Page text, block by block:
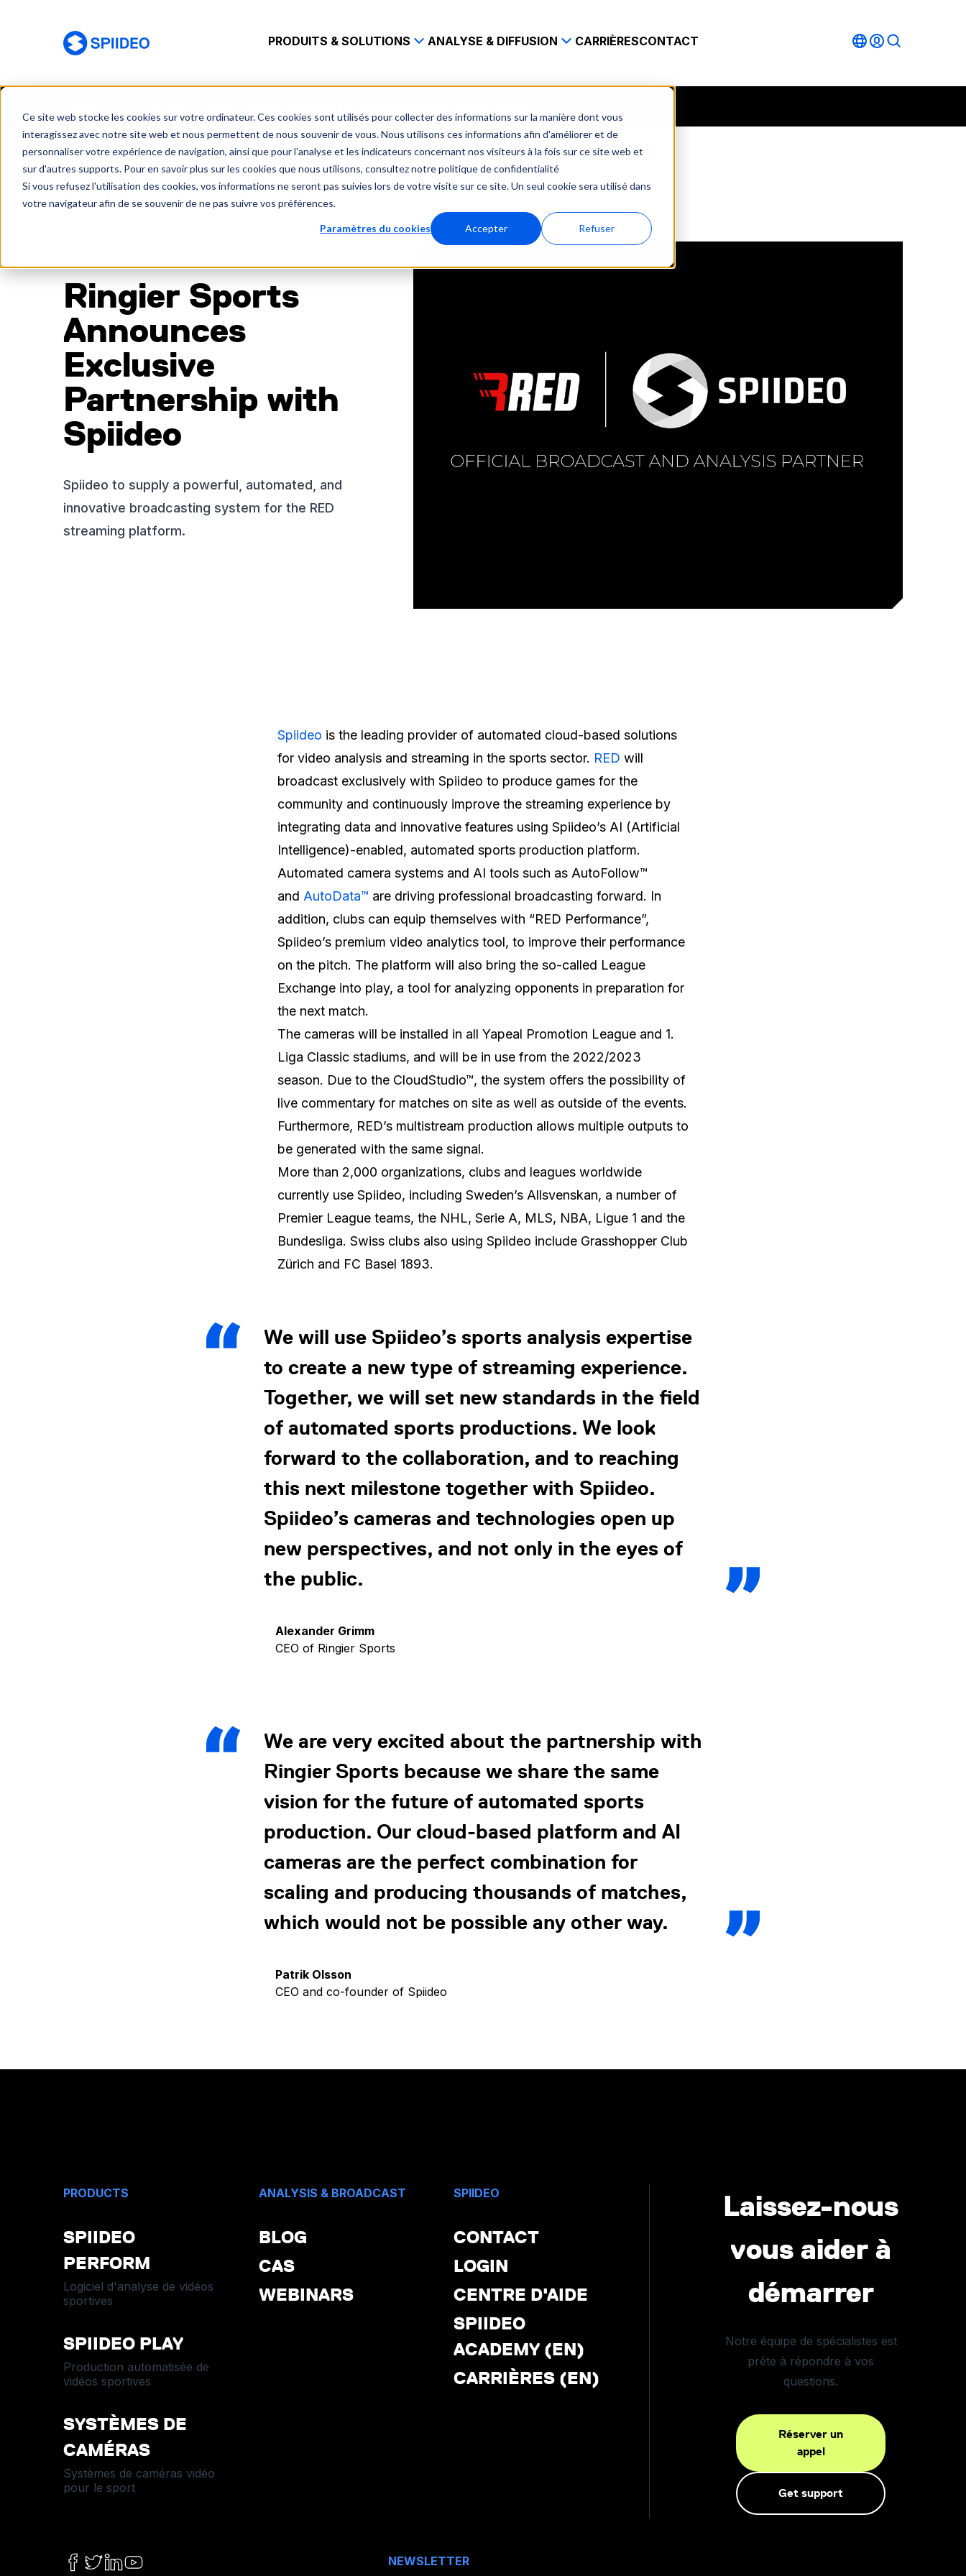
Ce site web stocke les cookies sur votre ordinateur. Ces cookies sont utilisés pour collecter des informations sur la manière dont vous
interagissez avec notre site web et nous permettent de nous souvenir de vous. Nous utilisons ces informations afin d'améliorer et de
personnaliser votre expérience de navigation, ainsi que pour l'analyse et les indicateurs concernant nos visiteurs à la fois sur ce site web et
sur d'autres supports. Pour en savoir plus sur les cookies que nous utilisons, consultez notre politique de confidentialité
Si vous refusez l'utilisation des cookies, vos informations ne seront pas suivies lors de votre visite sur ce site. Un seul cookie sera utilisé dans
votre navigateur afin de se souvenir de ne pas suivre vos préférences.
Paramètres du cookies Accepter Refuser
PRODUITS & SOLUTIONS ANALYSE & DIFFUSION CARRIÈRESCONTACT
Ringier Sports
Announces
Exclusive
Partnership with
Spiideo
Spiideo to supply a powerful, automated, and
innovative broadcasting system for the RED
streaming platform.
Spiideo is the leading provider of automated cloud-based solutions
for video analysis and streaming in the sports sector. RED will
broadcast exclusively with Spiideo to produce games for the
community and continuously improve the streaming experience by
integrating data and innovative features using Spiideo’s AI (Artificial
Intelligence)-enabled, automated sports production platform.
Automated camera systems and AI tools such as AutoFollow™
and AutoData™ are driving professional broadcasting forward. In
addition, clubs can equip themselves with “RED Performance”,
Spiideo’s premium video analytics tool, to improve their performance
on the pitch. The platform will also bring the so-called League
Exchange into play, a tool for analyzing opponents in preparation for
the next match.
The cameras will be installed in all Yapeal Promotion League and 1.
Liga Classic stadiums, and will be in use from the 2022/2023
season. Due to the CloudStudio™, the system offers the possibility of
live commentary for matches on site as well as outside of the events.
Furthermore, RED’s multistream production allows multiple outputs to
be generated with the same signal.
More than 2,000 organizations, clubs and leagues worldwide
currently use Spiideo, including Sweden’s Allsvenskan, a number of
Premier League teams, the NHL, Serie A, MLS, NBA, Ligue 1 and the
Bundesliga. Swiss clubs also using Spiideo include Grasshopper Club
Zürich and FC Basel 1893.
We will use Spiideo’s sports analysis expertise
to create a new type of streaming experience.
Together, we will set new standards in the field
of automated sports productions. We look
forward to the collaboration, and to reaching
this next milestone together with Spiideo.
Spiideo’s cameras and technologies open up
new perspectives, and not only in the eyes of
the public.
Alexander Grimm
CEO of Ringier Sports
We are very excited about the partnership with
Ringier Sports because we share the same
vision for the future of automated sports
production. Our cloud-based platform and AI
cameras are the perfect combination for
scaling and producing thousands of matches,
which would not be possible any other way.
Patrik Olsson
CEO and co-founder of Spiideo
PRODUCTS
SPIIDEO
PERFORM
Logiciel d'analyse de vidéos
sportives
SPIIDEO PLAY
Production automatisée de
vidéos sportives
SYSTÈMES DE
CAMÉRAS
Systèmes de caméras vidéo
pour le sport
ANALYSIS & BROADCAST
BLOG
CAS
WEBINARS
SPIIDEO
CONTACT
LOGIN
CENTRE D'AIDE
SPIIDEO
ACADEMY (EN)
CARRIÈRES (EN)
Laissez-nous
vous aider à
démarrer
Notre équipe de spécialistes est
prête à répondre à vos
questions.
Réserver un
appel
Get support
NEWSLETTER